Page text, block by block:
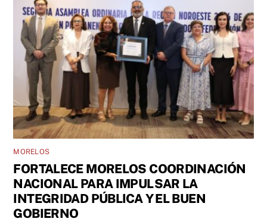
MORELOS
FORTALECE MORELOS COORDINACIÓN
NACIONAL PARA IMPULSAR LA
INTEGRIDAD PÚBLICA Y EL BUEN
GOBIERNO